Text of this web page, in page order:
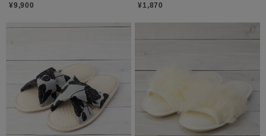
¥9,900 ¥1,870